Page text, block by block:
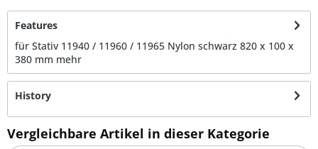
Features
für Stativ 11940 / 11960 / 11965 Nylon schwarz 820 x 100 x
380 mm mehr
History
Vergleichbare Artikel in dieser Kategorie